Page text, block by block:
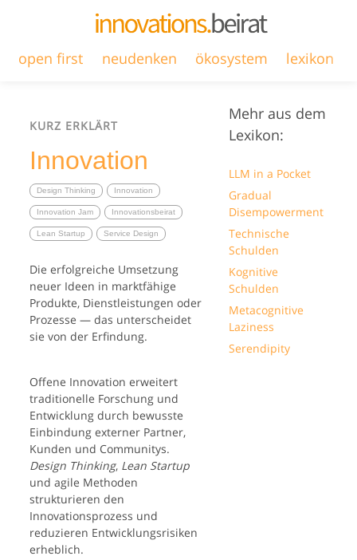
open first neudenken ökosystem lexikon
KURZ ERKLÄRT
Innovation
Design Thinking Innovation
Innovation Jam Innovationsbeirat
Lean Startup Service Design
Die erfolgreiche Umsetzung
neuer Ideen in marktfähige
Produkte, Dienstleistungen oder
Prozesse — das unterscheidet
sie von der Erfindung.
Offene Innovation erweitert
traditionelle Forschung und
Entwicklung durch bewusste
Einbindung externer Partner,
Kunden und Communitys.
Design Thinking, Lean Startup
und agile Methoden
strukturieren den
Innovationsprozess und
reduzieren Entwicklungsrisiken
erheblich.
Mehr aus dem
Lexikon:
LLM in a Pocket
Gradual
Disempowerment
Technische
Schulden
Kognitive
Schulden
Metacognitive
Laziness
Serendipity